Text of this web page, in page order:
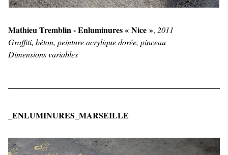
Mathieu Tremblin - Enluminures « Nice », 2011
Graffiti, béton, peinture acrylique dorée, pinceau
Dimensions variables
_ENLUMINURES_MARSEILLE